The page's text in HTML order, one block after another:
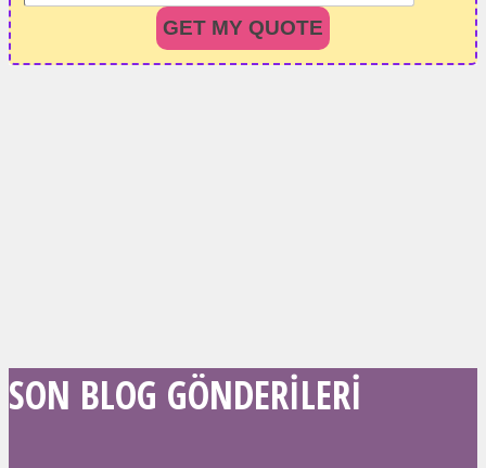
GET MY QUOTE
SON BLOG GÖNDERILERI